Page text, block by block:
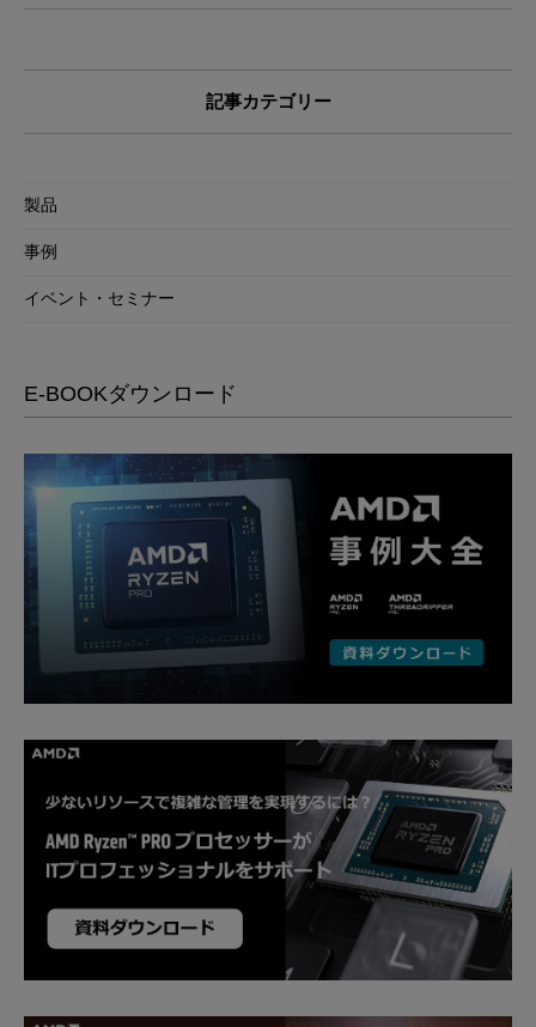
記事カテゴリー
製品
事例
イベント・セミナー
E-BOOKダウンロード